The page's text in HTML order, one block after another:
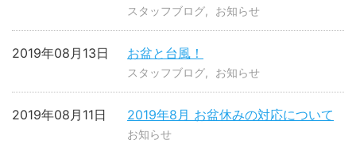
スタッフブログ お知らせ
お盆と台風！
2019年08月13日
スタッフブログ お知らせ
2019年8月 お盆休みの対応について
2019年08月11日
お知らせ